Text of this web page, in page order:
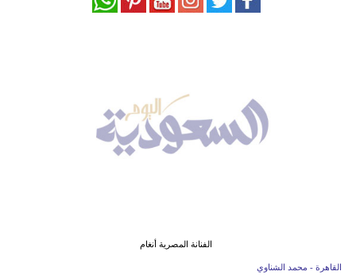
الفنانة المصرية أنغام
القاهرة - محمد الشناوي